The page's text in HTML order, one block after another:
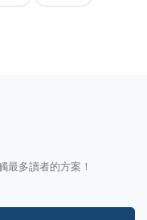
最多讀者的方案！